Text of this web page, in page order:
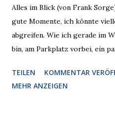
Alles im Blick (von Frank
gute Momente, ich könnte
abgreifen. Wie ich gerade im
bin, am Parkplatz vorbei, ein
den Blick kam, mit verlockend
Pizzastücken. Von links
TEILEN
KOMMENTAR
MEHR ANZEIGEN